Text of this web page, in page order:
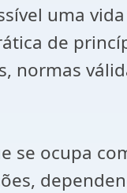
uma
de
normas
se ocupa